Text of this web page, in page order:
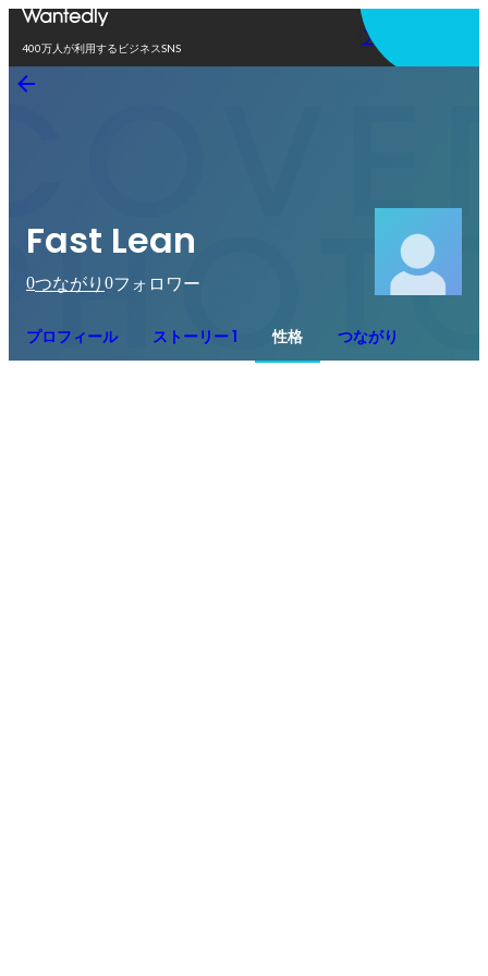
400万人が利用するビジネスSNS
アプリを使う
Fast Lean
0つながり 0フォロワー
プロフィール ストーリー 1 性格 つながり